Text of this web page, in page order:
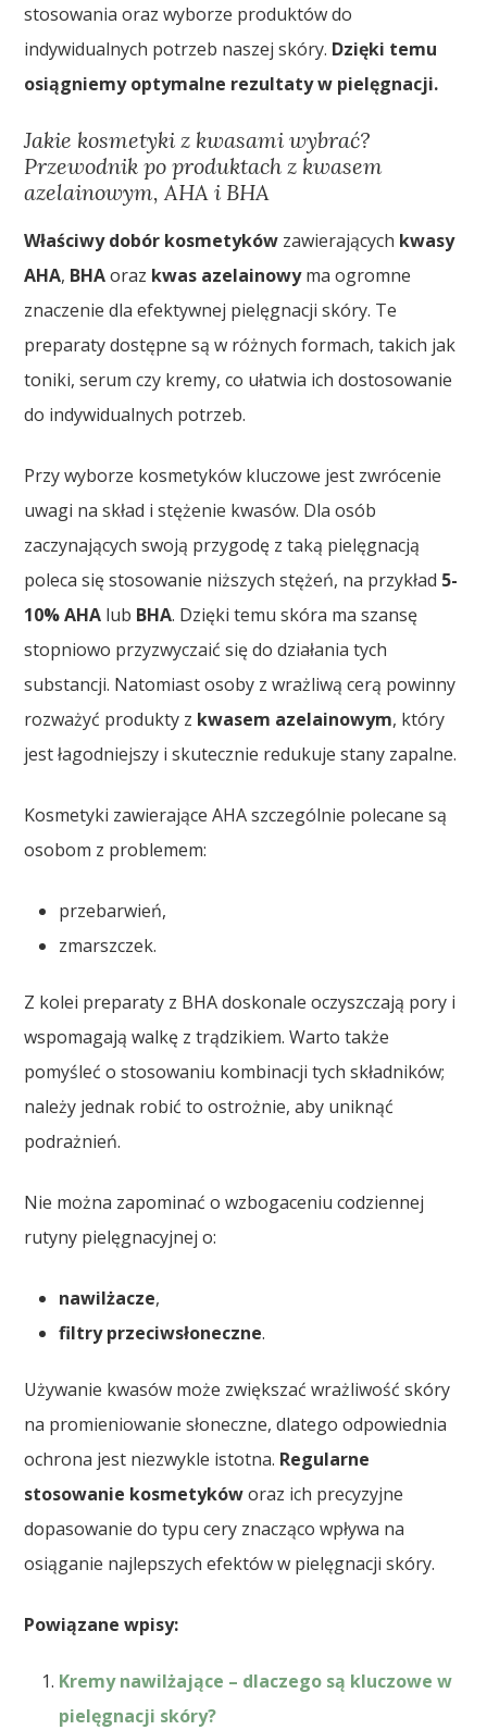
stosowania oraz wyborze produktów do
indywidualnych potrzeb naszej skóry. Dzięki temu
osiągniemy optymalne rezultaty w pielęgnacji.
Jakie kosmetyki z kwasami wybrać?
Przewodnik po produktach z kwasem
azelainowym, AHA i BHA
Właściwy dobór kosmetyków zawierających kwasy
AHA, BHAoraz kwas azelainowyma ogromne
znaczenie dla efektywnej pielęgnacji skóry. Te
preparaty dostępne są w różnych formach, takich jak
toniki, serum czy kremy, co ułatwia ich dostosowanie
do indywidualnych potrzeb.
Przy wyborze kosmetyków kluczowe jest zwrócenie
uwagi na skład i stężenie kwasów. Dla osób
zaczynających swoją przygodę z taką pielęgnacją
poleca się stosowanie niższych stężeń, na przykład 5-
10% AHA lub BHA. Dzięki temu skóra ma szansę
stopniowo przyzwyczaić się do działania tych
substancji. Natomiast osoby z wrażliwą cerą powinny
rozważyć produkty z kwasem azelainowym, który
jest łagodniejszy i skutecznie redukuje stany zapalne.
Kosmetyki zawierające AHA szczególnie polecane są
osobom z problemem:
przebarwień,
zmarszczek.
Z kolei preparaty z BHA doskonale oczyszczają pory i
wspomagają walkę z trądzikiem. Warto także
pomyśleć o stosowaniu kombinacji tych składników;
należy jednak robić to ostrożnie, aby uniknąć
podrażnień.
Nie można zapominać o wzbogaceniu codziennej
rutyny pielęgnacyjnej o:
nawilżacze,
filtry przeciwsłoneczne.
Używanie kwasów może zwiększać wrażliwość skóry
na promieniowanie słoneczne, dlatego odpowiednia
ochrona jest niezwykle istotna. Regularne
stosowanie kosmetykóworaz ich precyzyjne
dopasowanie do typu cery znacząco wpływa na
osiąganie najlepszych efektów w pielęgnacji skóry.
Powiązane wpisy:
Kremy nawilżające – dlaczego są kluczowe w
pielęgnacji skóry?